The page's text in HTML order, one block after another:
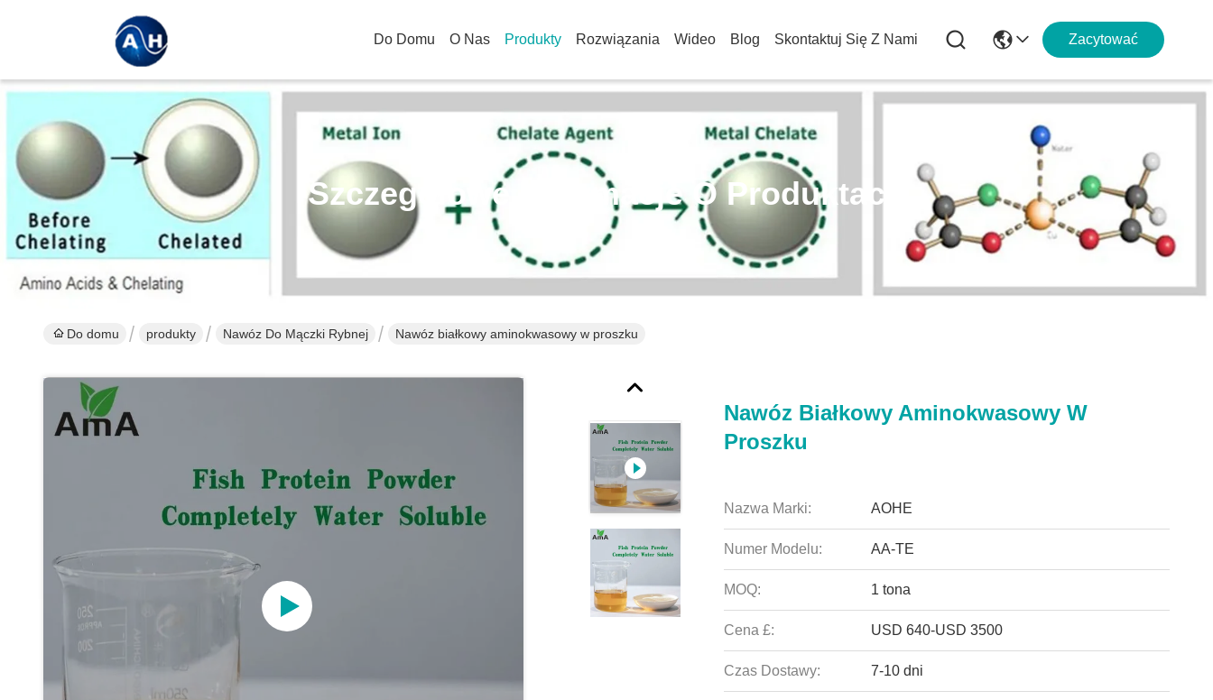
Do Domu O Nas Produkty Rozwiązania Wideo Blog Skontaktuj Się Z Nami Zacytować
Szczegółowe Informacje O Produktach
Do domu produkty Nawóz Do Mączki Rybnej Nawóz białkowy aminokwasowy w proszku
Nawóz Białkowy Aminokwasowy W
Proszku
Nazwa Marki: AOHE
Numer Modelu: AA-TE
MOQ: 1 tona
Cena £: USD 640-USD 3500
Czas Dostawy: 7-10 dni